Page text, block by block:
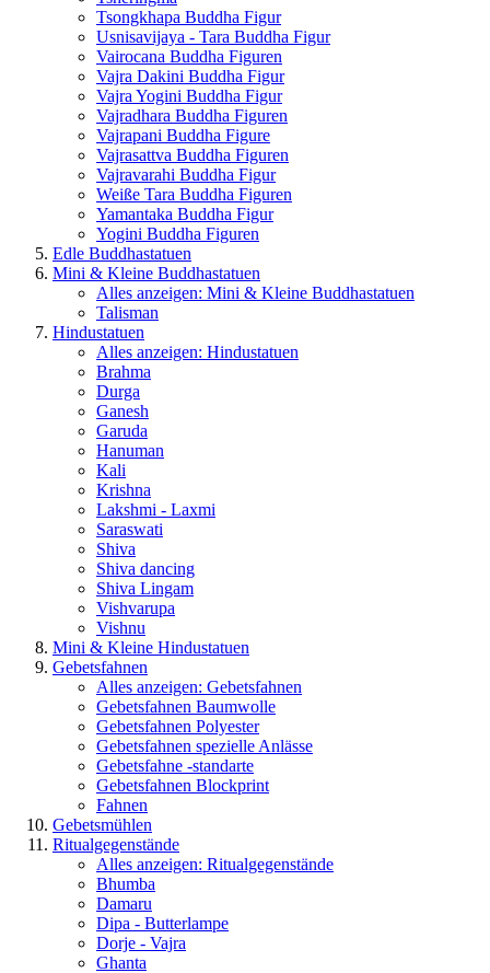
Tsongkhapa Buddha Figur
Usnisavijaya - Tara Buddha Figur
Vairocana Buddha Figuren
Vajra Dakini Buddha Figur
Vajra Yogini Buddha Figur
Vajradhara Buddha Figuren
Vajrapani Buddha Figure
Vajrasattva Buddha Figuren
Vajravarahi Buddha Figur
Weiße Tara Buddha Figuren
Yamantaka Buddha Figur
Yogini Buddha Figuren
Edle Buddhastatuen
Mini & Kleine Buddhastatuen
Alles anzeigen: Mini & Kleine Buddhastatuen
Talisman
Hindustatuen
Alles anzeigen: Hindustatuen
Brahma
Durga
Ganesh
Garuda
Hanuman
Kali
Krishna
Lakshmi - Laxmi
Saraswati
Shiva
Shiva dancing
Shiva Lingam
Vishvarupa
Vishnu
Mini & Kleine Hindustatuen
Gebetsfahnen
Alles anzeigen: Gebetsfahnen
Gebetsfahnen Baumwolle
Gebetsfahnen Polyester
Gebetsfahnen spezielle Anlässe
Gebetsfahne -standarte
Gebetsfahnen Blockprint
Fahnen
Gebetsmühlen
Ritualgegenstände
Alles anzeigen: Ritualgegenstände
Bhumba
Damaru
Dipa - Butterlampe
Dorje - Vajra
Ghanta